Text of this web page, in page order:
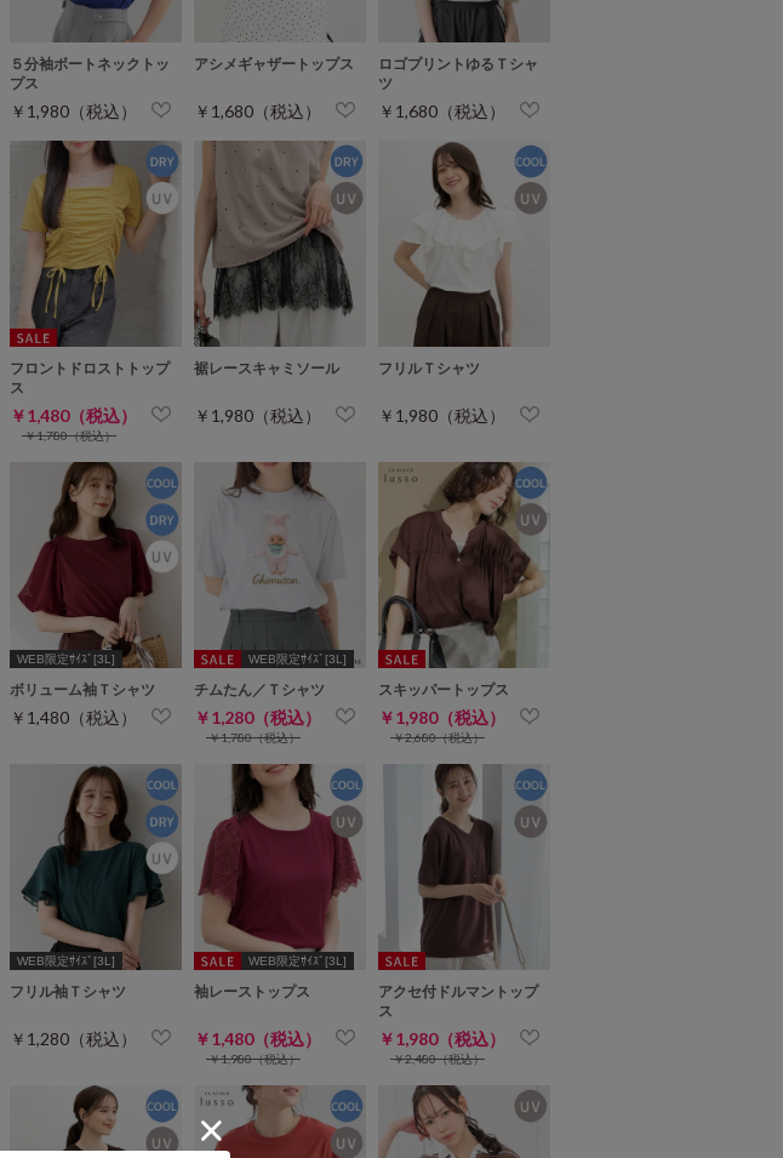
５分袖ボートネックトッ
プス
￥1,980（税込）
アシメギャザートップス
￥1,680（税込）
ロゴプリントゆるＴシャ
ツ
￥1,680（税込）
フロントドロストトップ
ス
￥1,480（税込）
￥1,780（税込）
裾レースキャミソール
￥1,980（税込）
フリルＴシャツ
￥1,980（税込）
WEB限定ｻｲｽﾞ[3L]
ボリューム袖Ｔシャツ
￥1,480（税込）
WEB限定ｻｲｽﾞ[3L]
チムたん／Ｔシャツ
￥1,280（税込）
￥1,780（税込）
スキッパートップス
￥1,980（税込）
￥2,680（税込）
WEB限定ｻｲｽﾞ[3L]
フリル袖Ｔシャツ
￥1,280（税込）
WEB限定ｻｲｽﾞ[3L]
袖レーストップス
￥1,480（税込）
￥1,980（税込）
アクセ付ドルマントップ
ス
￥1,980（税込）
￥2,480（税込）